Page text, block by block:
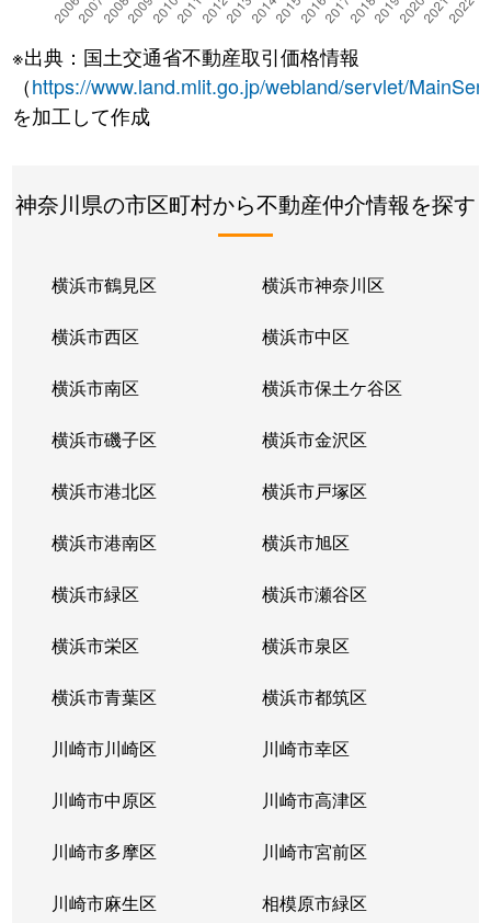
※出典：国土交通省不動産取引価格情報
（https://www.land.mlit.go.jp/webland/servlet/
を加工して作成
神奈川県の市区町村から不動産仲介情報を探す
横浜市鶴見区 横浜市神奈川区
横浜市西区 横浜市中区
横浜市南区 横浜市保土ケ谷区
横浜市磯子区 横浜市金沢区
横浜市港北区 横浜市戸塚区
横浜市港南区 横浜市旭区
横浜市緑区 横浜市瀬谷区
横浜市栄区 横浜市泉区
横浜市青葉区 横浜市都筑区
川崎市川崎区 川崎市幸区
川崎市中原区 川崎市高津区
川崎市多摩区 川崎市宮前区
川崎市麻生区 相模原市緑区